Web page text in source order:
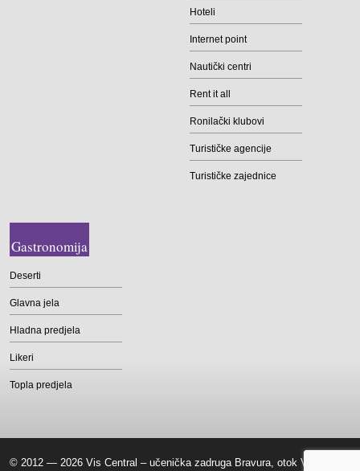
Hoteli
Internet point
Nautički centri
Rent it all
Ronilački klubovi
Turističke agencije
Turističke zajednice
Gastronomija
Deserti
Glavna jela
Hladna predjela
Likeri
Topla predjela
© 2012 — 2026 Vis Central – učenička zadruga Bravura, otok Vis |